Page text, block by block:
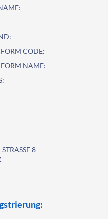
CODE:
FORM NAME:
8